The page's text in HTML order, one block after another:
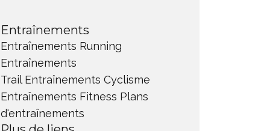
Entraînements
Entraînements Running
Entraînements
Trail Entraînements Cyclisme
Entraînements Fitness Plans
d'entraînements